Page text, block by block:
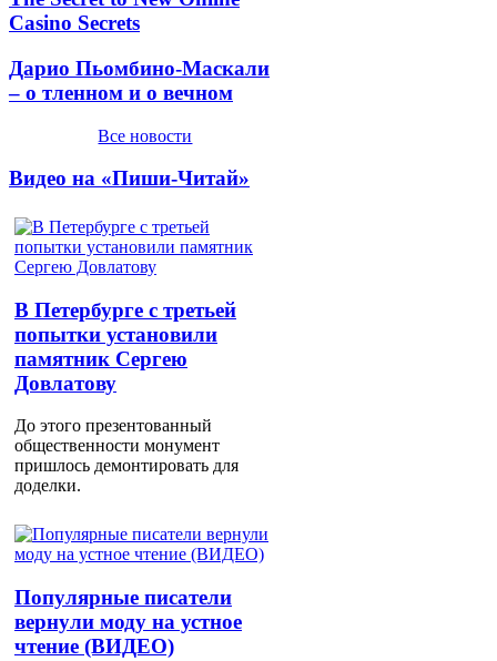
Casino Secrets
Дарио Пьомбино-Маскали
– о тленном и о вечном
Все новости
Видео на «Пиши-Читай»
В Петербурге с третьей
попытки установили
памятник Сергею
Довлатову
До этого презентованный
общественности монумент
пришлось демонтировать для
доделки.
Популярные писатели
вернули моду на устное
чтение (ВИДЕО)